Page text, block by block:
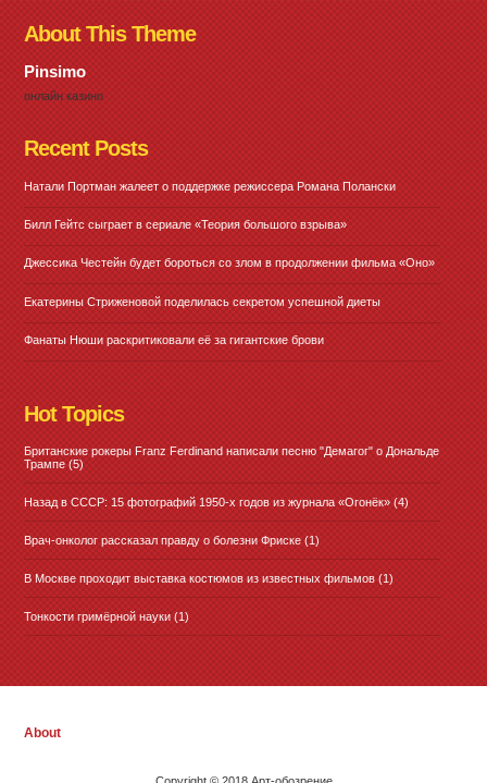
About This Theme
Pinsimo
онлайн казино
Recent Posts
Натали Портман жалеет о поддержке режиссера Романа Полански
Билл Гейтс сыграет в сериале «Теория большого взрыва»
Джессика Честейн будет бороться со злом в продолжении фильма «Оно»
Екатерины Стриженовой поделилась секретом успешной диеты
Фанаты Нюши раскритиковали её за гигантские брови
Hot Topics
Британские рокеры Franz Ferdinand написали песню "Демагог" о Дональде
Трампе (5)
Назад в СССР: 15 фотографий 1950-х годов из журнала «Огонёк» (4)
Врач-онколог рассказал правду о болезни Фриске (1)
В Москве проходит выставка костюмов из известных фильмов (1)
Тонкости гримёрной науки (1)
About